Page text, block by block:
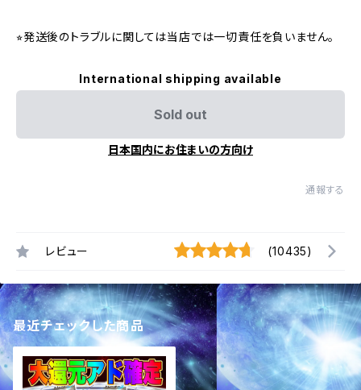
⭐︎発送後のトラブルに関しては当店では一切責任を負いません。
International shipping available
Sold out
日本国内にお住まいの方向け
通報する
レビュー (10435)
最近チェックした商品